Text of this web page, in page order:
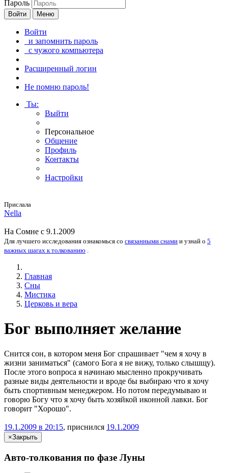
Пароль
Войти Меню
Войти
и запомнить пароль
с чужого компьютера
Расширенный логин
Не помню пароль!
Ты:
Выйти
Персональное
Общение
Профиль
Контакты
Настройки
Прислала
Nella
На Сомне с 9.1.2009
Для лучшего исследования ознакомься со связанными снами и узнай о 5
важных шагах к толкованию .
Главная
Сны
Мистика
Церковь и вера
Бог выполняет желание
Снится сон, в котором меня Бог спрашивает "чем я хочу в
жизни заниматься" (самого Бога я не вижу, только слышщу).
После этого вопроса я начинаю мысленно прокручивать
разные виды деятельности и вроде бы выбираю что я хочу
быть спортивным менеджером. Но потом передумываю и
говорю Богу что я хочу быть хозяйкой иконной лавки. Бог
говорит "Хорошо".
19.1.2009 в 20:15, приснился 19.1.2009
×Закрыть
Авто-толкования по фазе Луны